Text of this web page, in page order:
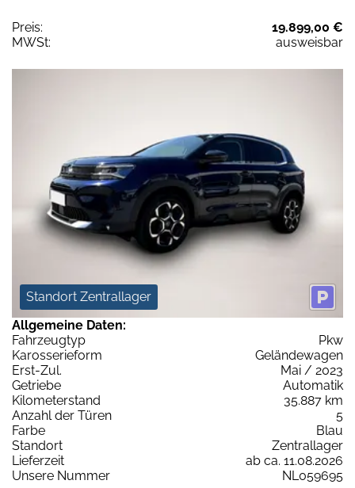
Preis:
19.899,00 €
MWSt:
ausweisbar
Standort Zentrallager
Allgemeine Daten:
Fahrzeugtyp
Pkw
Karosserieform
Geländewagen
Erst-Zul.
Mai / 2023
Getriebe
Automatik
Kilometerstand
35.887 km
Anzahl der Türen
5
Farbe
Blau
Standort
Zentrallager
Lieferzeit
ab ca. 11.08.2026
Unsere Nummer
NL059695